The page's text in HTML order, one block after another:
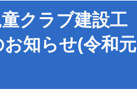
クラブ建設工
知らせ(令和元